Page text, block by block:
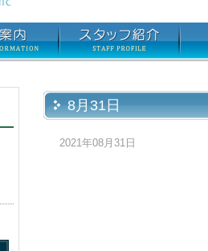
8月31日
2021年08月31日